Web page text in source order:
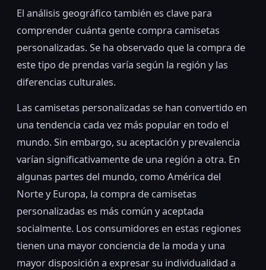
El análisis geográfico también es clave para
comprender cuánta gente compra camisetas
personalizadas. Se ha observado que la compra de
este tipo de prendas varía según la región y las
diferencias culturales.
Las camisetas personalizadas se han convertido en
una tendencia cada vez más popular en todo el
mundo. Sin embargo, su aceptación y prevalencia
varían significativamente de una región a otra. En
algunas partes del mundo, como América del
Norte y Europa, la compra de camisetas
personalizadas es más común y aceptada
socialmente. Los consumidores en estas regiones
tienen una mayor conciencia de la moda y una
mayor disposición a expresar su individualidad a